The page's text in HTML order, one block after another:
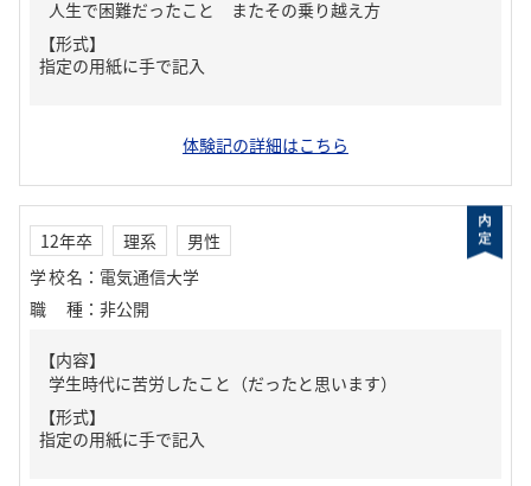
人生で困難だったこと またその乗り越え方
【形式】
指定の用紙に手で記入
体験記の詳細はこちら
12年卒 理系
男性
学校名 ： 電気通信大学
職種 ： 非公開
【内容】
学生時代に苦労したこと（だったと思います）
【形式】
指定の用紙に手で記入